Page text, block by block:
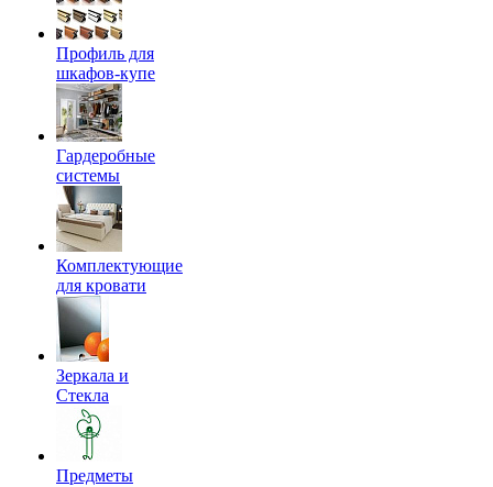
Профиль для
шкафов-купе
Гардеробные
системы
Комплектующие
для кровати
Зеркала и
Стекла
Предметы